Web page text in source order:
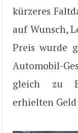
kürzeres
auf Wunsch,
Preis wurde
Automobil-
gleich zu
erhielten